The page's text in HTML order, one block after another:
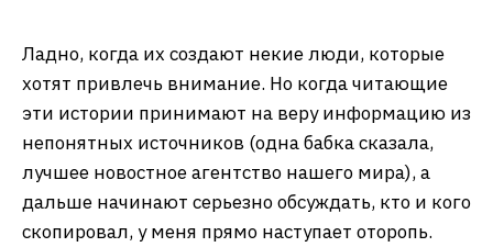
Ладно, когда их создают некие люди, которые
хотят привлечь внимание. Но когда читающие
эти истории принимают на веру информацию из
непонятных источников (одна бабка сказала,
лучшее новостное агентство нашего мира), а
дальше начинают серьезно обсуждать, кто и кого
скопировал, у меня прямо наступает оторопь.